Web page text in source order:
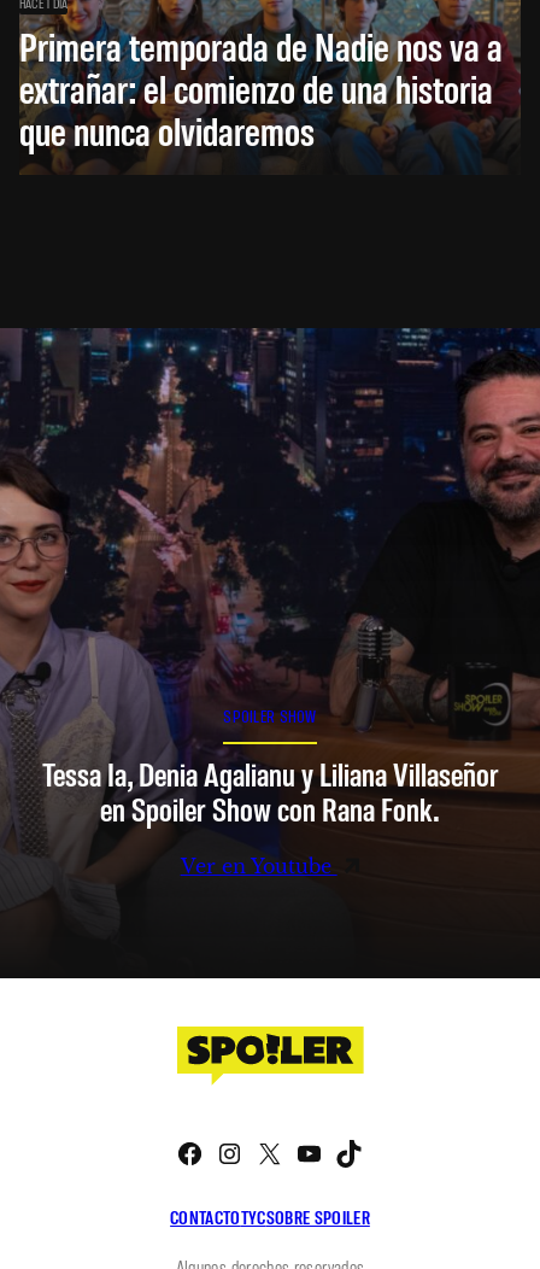
Primera temporada de Nadie nos va a
extrañar: el comienzo de una historia
que nunca olvidaremos
SPOILER SHOW
Tessa Ia, Denia Agalianu y Liliana Villaseñor
en Spoiler Show con Rana Fonk.
Ver en Youtube
CONTACTOTYCSOBRE SPOILER
Facebook
Instagram
X YouTube